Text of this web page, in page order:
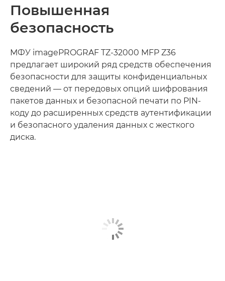
Повышенная
безопасность
МФУ imagePROGRAF TZ-32000 MFP Z36
предлагает широкий ряд средств обеспечения
безопасности для защиты конфиденциальных
сведений — от передовых опций шифрования
пакетов данных и безопасной печати по PIN-
коду до расширенных средств аутентификации
и безопасного удаления данных с жесткого
диска.